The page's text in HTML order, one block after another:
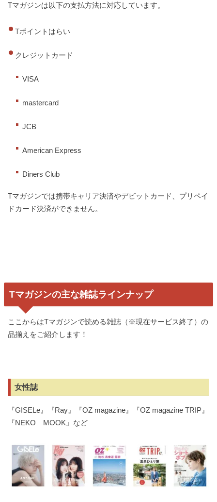
Tマガジンは以下の支払方法に対応しています。
Tポイントはらい
クレジットカード
VISA
mastercard
JCB
American Express
Diners Club
Tマガジンでは携帯キャリア決済やデビットカード、プリペイ
ドカード決済ができません。
Tマガジンの主な雑誌ラインナップ
ここからはTマガジンで読める雑誌（※現在サービス終了）の
品揃えをご紹介します！
女性誌
『GISELe』『Ray』『OZ magazine』『OZ magazine TRIP』
『NEKO MOOK』など